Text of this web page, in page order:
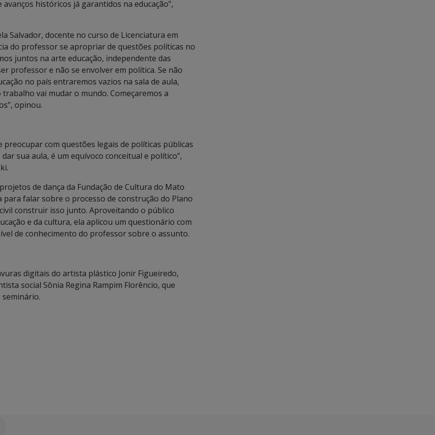
históricos já garantidos na educação”,
Salvador, docente no curso de Licenciatura em
do professor se apropriar de questões políticas no
juntos na arte educação, independente das
professor e não se envolver em política. Se não
no país entraremos vazios na sala de aula,
vai mudar o mundo. Começaremos a
opinou.
com questões legais de políticas públicas
sua aula, é um equívoco conceitual e político”,
de dança da Fundação de Cultura do Mato
para falar sobre o processo de construção do Plano
construir isso junto. Aproveitando o público
e da cultura, ela aplicou um questionário com
de conhecimento do professor sobre o assunto.
digitais do artista plástico Jonir Figueiredo,
social Sônia Regina Rampim Florêncio, que